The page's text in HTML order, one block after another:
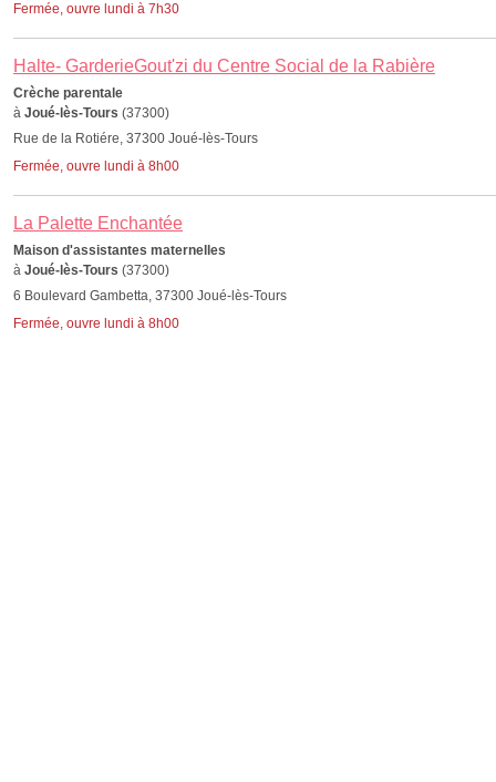
Fermée, ouvre lundi à 7h30
Halte- GarderieGout'zi du Centre Social de la Rabière
Crèche parentale
à Joué-lès-Tours (37300)
Rue de la Rotiére, 37300 Joué-lès-Tours
Fermée, ouvre lundi à 8h00
La Palette Enchantée
Maison d'assistantes maternelles
à Joué-lès-Tours (37300)
6 Boulevard Gambetta, 37300 Joué-lès-Tours
Fermée, ouvre lundi à 8h00